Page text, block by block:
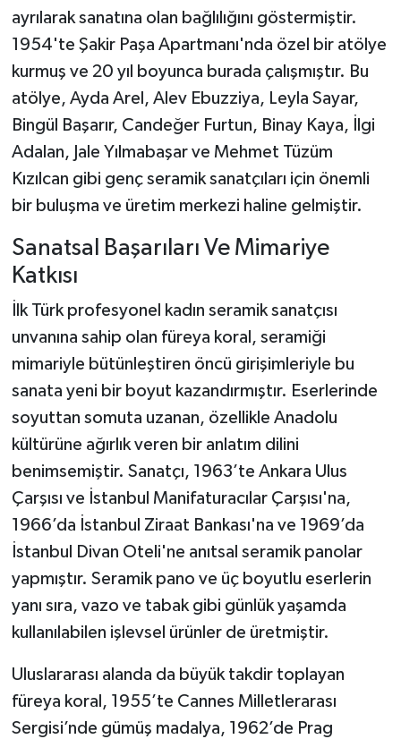
ayrılarak sanatına olan bağlılığını göstermiştir.
1954'te Şakir Paşa Apartmanı'nda özel bir atölye
kurmuş ve 20 yıl boyunca burada çalışmıştır. Bu
atölye, Ayda Arel, Alev Ebuzziya, Leyla Sayar,
Bingül Başarır, Candeğer Furtun, Binay Kaya, İlgi
Adalan, Jale Yılmabaşar ve Mehmet Tüzüm
Kızılcan gibi genç seramik sanatçıları için önemli
bir buluşma ve üretim merkezi haline gelmiştir.
Sanatsal Başarıları Ve Mimariye
Katkısı
İlk Türk profesyonel kadın seramik sanatçısı
unvanına sahip olan füreya koral, seramiği
mimariyle bütünleştiren öncü girişimleriyle bu
sanata yeni bir boyut kazandırmıştır. Eserlerinde
soyuttan somuta uzanan, özellikle Anadolu
kültürüne ağırlık veren bir anlatım dilini
benimsemiştir. Sanatçı, 1963’te Ankara Ulus
Çarşısı ve İstanbul Manifaturacılar Çarşısı'na,
1966’da İstanbul Ziraat Bankası'na ve 1969’da
İstanbul Divan Oteli'ne anıtsal seramik panolar
yapmıştır. Seramik pano ve üç boyutlu eserlerin
yanı sıra, vazo ve tabak gibi günlük yaşamda
kullanılabilen işlevsel ürünler de üretmiştir.
Uluslararası alanda da büyük takdir toplayan
füreya koral, 1955’te Cannes Milletlerarası
Sergisi’nde gümüş madalya, 1962’de Prag